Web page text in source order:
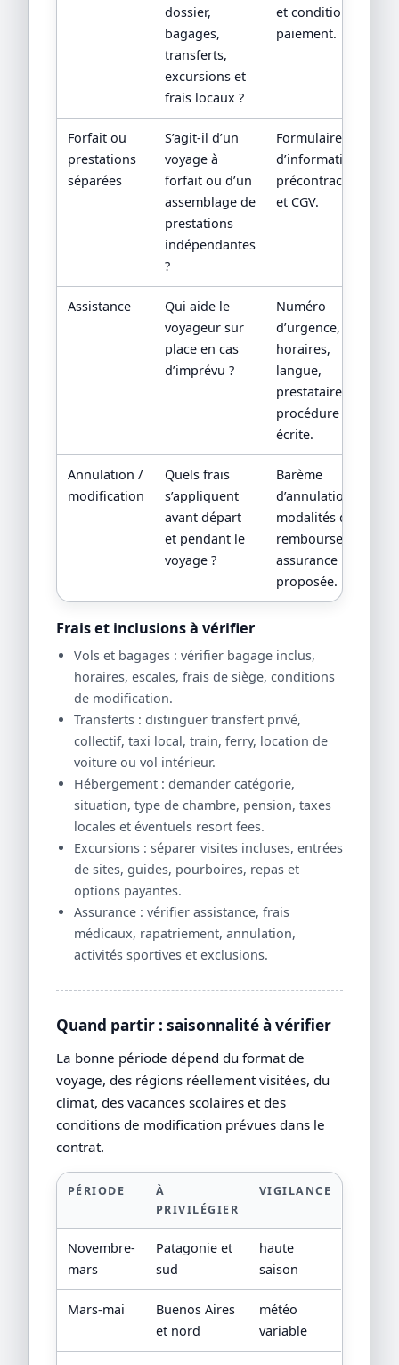
dossier,
bagages,
transferts,
excursions et
frais locaux ?
et conditions de
paiement.
Forfait ou
prestations
séparées
S’agit-il d’un
voyage à
forfait ou d’un
assemblage de
prestations
indépendantes
?
Formulaire
d’information
précontractuelle
et CGV.
Assistance
Qui aide le
voyageur sur
place en cas
d’imprévu ?
Numéro
d’urgence,
horaires,
langue,
prestataire local,
procédure
écrite.
Annulation /
modification
Quels frais
s’appliquent
avant départ
et pendant le
voyage ?
Barème
d’annulation,
modalités de
remboursement,
assurance
proposée.
Frais et inclusions à vérifier
Vols et bagages : vérifier bagage inclus,
horaires, escales, frais de siège, conditions
de modification.
Transferts : distinguer transfert privé,
collectif, taxi local, train, ferry, location de
voiture ou vol intérieur.
Hébergement : demander catégorie,
situation, type de chambre, pension, taxes
locales et éventuels resort fees.
Excursions : séparer visites incluses, entrées
de sites, guides, pourboires, repas et
options payantes.
Assurance : vérifier assistance, frais
médicaux, rapatriement, annulation,
activités sportives et exclusions.
Quand partir : saisonnalité à vérifier
La bonne période dépend du format de
voyage, des régions réellement visitées, du
climat, des vacances scolaires et des
conditions de modification prévues dans le
contrat.
PÉRIODE
À
PRIVILÉGIER
VIGILANCE
Novembre-
mars
Patagonie et
sud
haute
saison
Mars-mai
Buenos Aires
et nord
météo
variable